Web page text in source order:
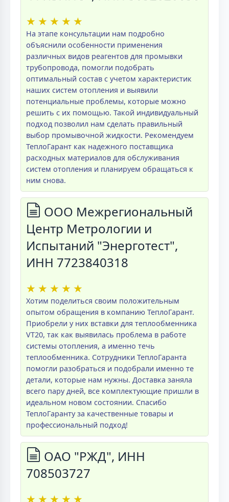
★ ★ ★ ★ ★
На этапе консультации нам подробно
объяснили особенности применения
различных видов реагентов для промывки
трубопровода, помогли подобрать
оптимальный состав с учетом характеристик
наших систем отопления и выявили
потенциальные проблемы, которые можно
решить с их помощью. Такой индивидуальный
подход позволил нам сделать правильный
выбор промывочной жидкости. Рекомендуем
ТеплоГарант как надежного поставщика
расходных материалов для обслуживания
систем отопления и планируем обращаться к
ним снова.
ООО Межрегиональный
Центр Метрологии и
Испытаний "Энерготест",
ИНН 7723840318
★ ★ ★ ★ ★
Хотим поделиться своим положительным
опытом обращения в компанию ТеплоГарант.
Приобрели у них вставки для теплообменника
VT20, так как выявилась проблема в работе
системы отопления, а именно течь
теплообменника. Сотрудники ТеплоГаранта
помогли разобраться и подобрали именно те
детали, которые нам нужны. Доставка заняла
всего пару дней, все комплектующие пришли в
идеальном новом состоянии. Спасибо
ТеплоГаранту за качественные товары и
профессиональный подход!
ОАО "РЖД", ИНН
708503727
★ ★ ★ ★ ★